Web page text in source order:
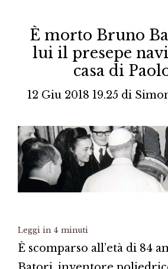
È morto Bruno
lui il presepe
casa di
12 Giu 2018 19.25 di
Leggi in 4 minuti
È scomparso all’età di 84